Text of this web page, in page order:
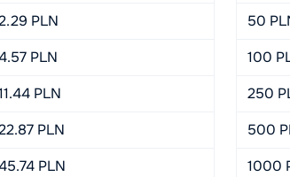
PLN
PLN
PLN
PLN
PLN
50
100
250
500
1000